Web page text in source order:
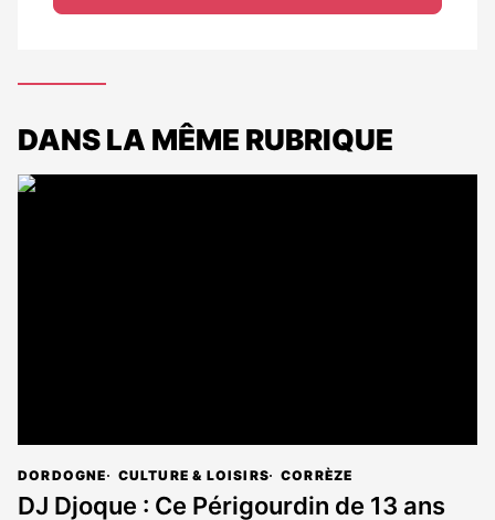
DANS LA MÊME RUBRIQUE
DORDOGNE CULTURE & LOISIRS CORRÈZE
DJ Djoque : Ce Périgourdin de 13 ans